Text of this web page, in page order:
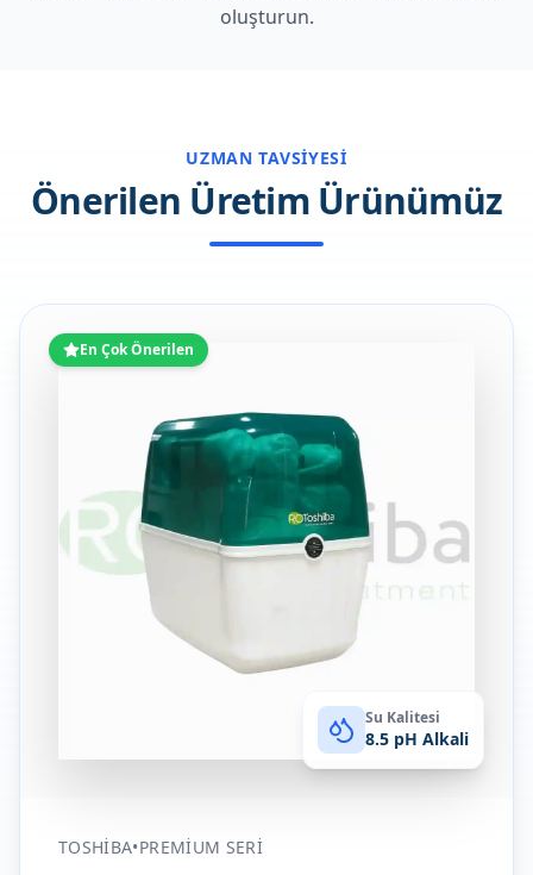
oluşturun.
UZMAN TAVSIYESI
Önerilen Üretim Ürünümüz
En Çok Önerilen
Su Kalitesi
8.5 pH Alkali
TOSHIBA•PREMIUM SERI